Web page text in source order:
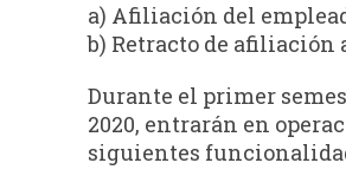
a) Afiliación del
b) Retracto de afiliación
Durante el primer
2020, entrarán en
siguientes